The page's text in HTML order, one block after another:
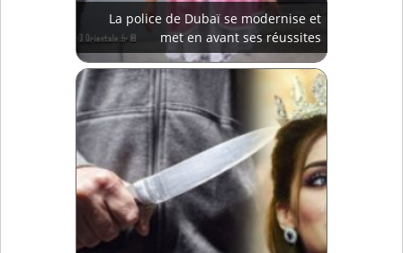
La police de Dubaï se modernise et
met en avant ses réussites